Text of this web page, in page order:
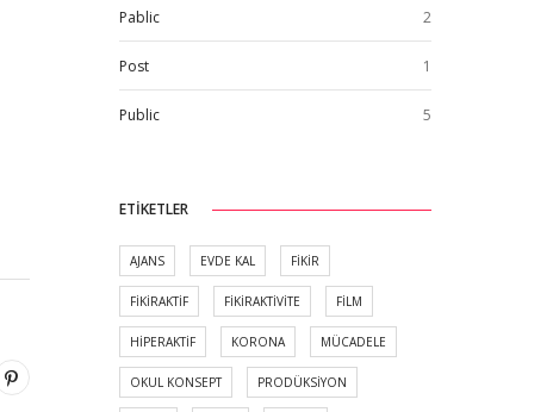
Pablic 2
Post 1
Public 5
ETIKETLER
AJANS EVDE KAL FIKIR
FIKIRAKTIF FIKIRAKTIVITE FILM
HIPERAKTIF KORONA MÜCADELE
OKUL KONSEPT PRODÜKSIYON